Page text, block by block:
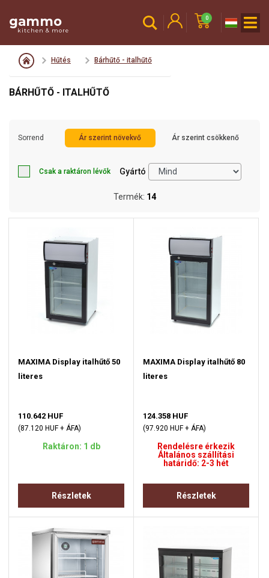
gammo
kitchen & more
0
Hűtés Bárhűtő - italhűtő
BÁRHŰTŐ - ITALHŰTŐ
Sorrend Ár szerint növekvő Ár szerint csökkenő
Csak a raktáron lévők Gyártó
Termék: 14
MAXIMA Display italhűtő 50
literes
110.642 HUF
(87.120 HUF + ÁFA)
Raktáron: 1 db
Részletek
MAXIMA Display italhűtő 80
literes
124.358 HUF
(97.920 HUF + ÁFA)
Rendelésre érkezik
Általános szállítási
határidő: 2-3 hét
Részletek